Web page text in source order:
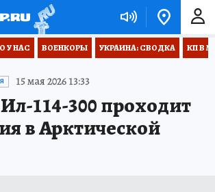
У НАС ВОЕНКОРЫ УКРАИНА: СВОДКА КП В
15 мая 2026 13:33
114-300 проходит
в Арктической